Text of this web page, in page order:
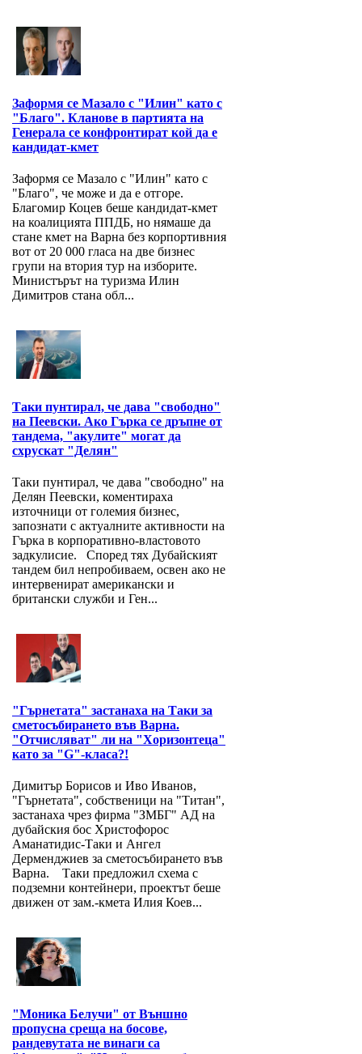
Заформя се Мазало с "Илин" като с
"Благо". Кланове в партията на
Генерала се конфронтират кой да е
кандидат-кмет
Заформя се Мазало с "Илин" като с
"Благо", че може и да е отгоре.
Благомир Коцев беше кандидат-кмет
на коалицията ППДБ, но нямаше да
стане кмет на Варна без корпортивния
вот от 20 000 гласа на две бизнес
групи на втория тур на изборите.
Министърът на туризма Илин
Димитров стана обл...
Таки пунтирал, че дава "свободно"
на Пеевски. Ако Гърка се дръпне от
тандема, "акулите" могат да
схрускат "Делян"
Таки пунтирал, че дава "свободно" на
Делян Пеевски, коментираха
източници от големия бизнес,
запознати с актуалните активности на
Гърка в корпоративно-властовото
задкулисие. Според тях Дубайският
тандем бил непробиваем, освен ако не
интервенират американски и
британски служби и Ген...
"Гърнетата" застанаха на Таки за
сметосъбирането във Варна.
"Отчисляват" ли на "Хоризонтеца"
като за "G"-класа?!
Димитър Борисов и Иво Иванов,
"Гърнетата", собственици на "Титан",
застанаха чрез фирма "ЗМБГ" АД на
дубайския бос Христофорос
Аманатидис-Таки и Ангел
Дерменджиев за сметосъбирането във
Варна. Таки предложил схема с
подземни контейнери, проектът беше
движен от зам.-кмета Илия Коев...
"Моника Белучи" от Външно
пропусна среща на босове,
рандевутата не винаги са